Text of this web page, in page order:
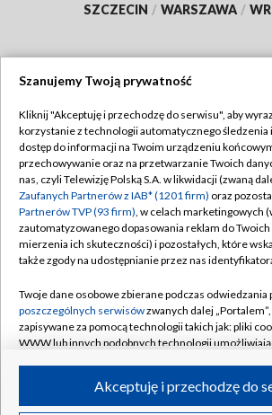
SZCZECIN / WARSZAWA /
TVP
Abonament TVP
Emisja w TVP
Centrum informacji TVP
Naziemna Telewizja Cyfrowa
Rada Programowa
System NOS
Informacje o nadawcy
Program dla prasy
Regulamin TVP
Polityka prywatności
Moje zgody
Pomoc
Kontakt
Kanały
Szanujemy Twoją prywatność
Kliknij "Akceptuję i przechodzę do serwisu", aby
korzystanie z technologii automatycznego śledzenia
dostęp do informacji na Twoim urządzeniu
przechowywanie oraz na przetwarzanie Twoich
nas, czyli Telewizję Polską S.A. w likwidacji (zwaną
Zaufanych Partnerów z IAB* (1201 firm) oraz
Partnerów TVP (93 firm), w celach marketingowych
zautomatyzowanego dopasowania reklam do
mierzenia ich skuteczności) i pozostałych, które
także zgody na udostępnianie przez nas
Twoje dane osobowe zbierane podczas odwiedzania
poszczególnych serwisówzwanych dalej
zapisywane za pomocą technologii takich jak: pliki
WWW lub innych podobnych technologii
ruchu w Internecie.Akceptuję i przechodzę do